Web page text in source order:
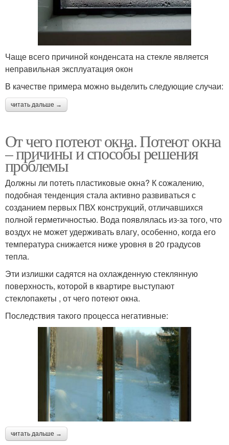
Чаще всего причиной конденсата на стекле является
неправильная эксплуатация окон
В качестве примера можно выделить следующие случаи:
читать дальше →
От чего потеют окна. Потеют окна
– причины и способы решения
проблемы
Должны ли потеть пластиковые окна? К сожалению,
подобная тенденция стала активно развиваться с
созданием первых ПВХ конструкций, отличавшихся
полной герметичностью. Вода появлялась из-за того, что
воздух не может удерживать влагу, особенно, когда его
температура снижается ниже уровня в 20 градусов
тепла.
Эти излишки садятся на охлажденную стеклянную
поверхность, которой в квартире выступают
стеклопакеты , от чего потеют окна.
Последствия такого процесса негативные:
читать дальше →